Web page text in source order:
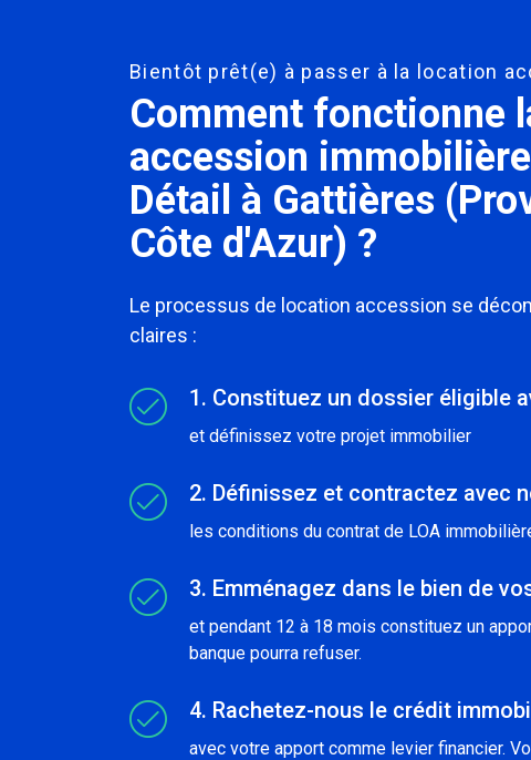
Bientôt prêt(e) à passer à la location
Comment fonctionne
accession
Détail à Gattières
Côte d'Azur) ?
Le processus de location accession se
claires :
1. Constituez un dossier éligible
et définissez votre projet immobilier
2. Définissez et contractez avec
les conditions du contrat de LOA
3. Emménagez dans le bien de
et pendant 12 à 18 mois constituez un
banque pourra refuser.
4. Rachetez-nous le crédit
avec votre apport comme levier financier.